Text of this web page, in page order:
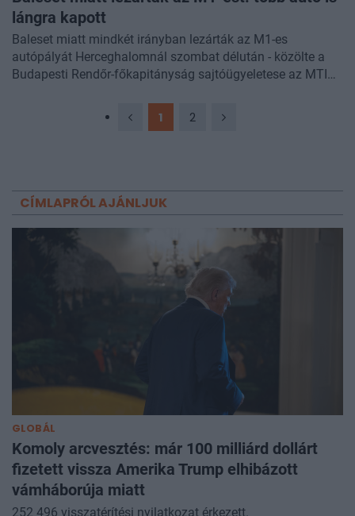
lángra kapott
Baleset miatt mindkét irányban lezárták az M1-es
autópályát Herceghalomnál szombat délután - közölte a
Budapesti Rendőr-főkapitányság sajtóügyeletese az MTI
1 2
CÍMLAPRÓL AJÁNLJUK
GLOBÁL
Komoly arcvesztés: már 100 milliárd dollárt
fizetett vissza Amerika Trump elhibázott
vámháborúja miatt
252 496 visszatérítési nyilatkozat érkezett.